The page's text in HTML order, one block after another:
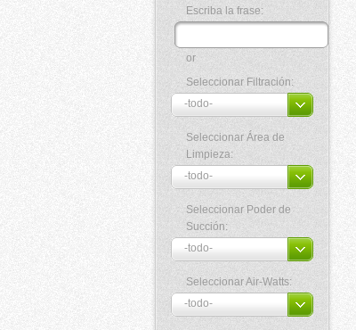
Escriba la frase:
or
Seleccionar Filtración:
Seleccionar Área de
Limpieza:
Seleccionar Poder de
Succión:
Seleccionar Air-Watts: